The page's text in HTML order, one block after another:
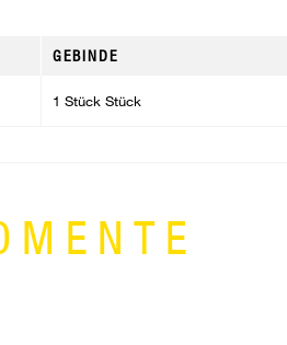
GEBINDE
1 Stück Stück